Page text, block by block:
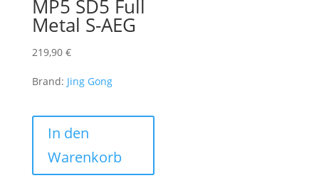
MP5 SD5 Full
Metal S-AEG
219,90 €
Brand: Jing Gong
In den
Warenkorb